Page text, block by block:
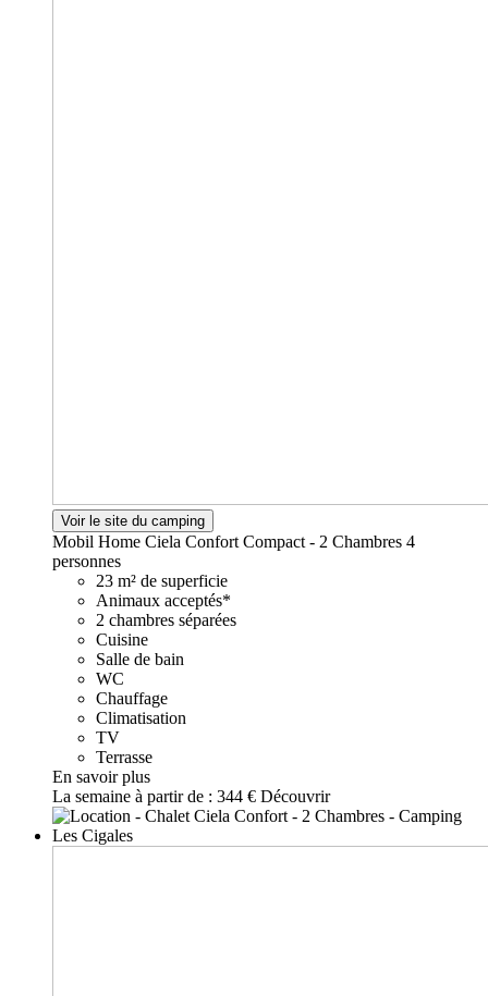
Voir le site du camping
Mobil Home Ciela Confort Compact - 2 Chambres 4
personnes
23 m² de superficie
Animaux acceptés*
2 chambres séparées
Cuisine
Salle de bain
WC
Chauffage
Climatisation
TV
Terrasse
En savoir plus
La semaine à partir de : 344 € Découvrir